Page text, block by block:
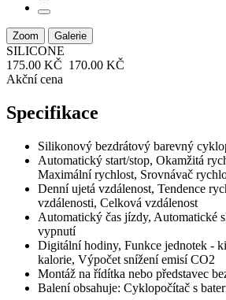
Zoom Galerie
SILICONE
175.00 KČ 170.00 KČ
Akční cena
Specifikace
Silikonový bezdrátový barevný
Automatický start/stop, Okamžitá
Maximální rychlost, Srovnávač
Denní ujetá vzdálenost, Tendence
vzdálenosti, Celková vzdálenost
Automatický čas jízdy, Automatické
vypnutí
Digitální hodiny, Funkce jednotek -
kalorie, Výpočet snížení emisí CO2
Montáž na řídítka nebo představec
Balení obsahuje: Cyklopočítač s